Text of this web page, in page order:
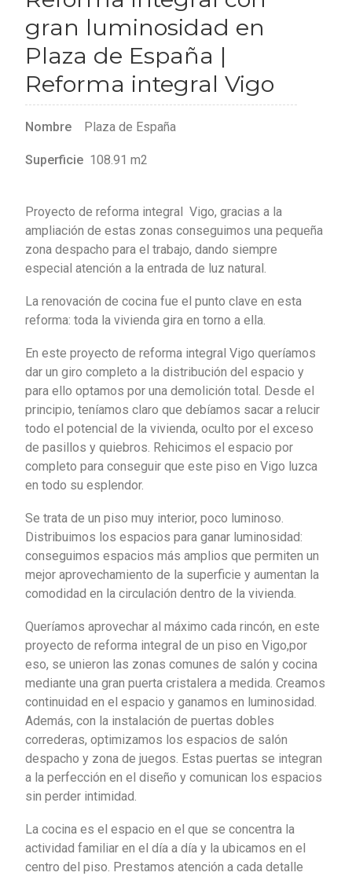
gran luminosidad en
Plaza de España |
Reforma integral Vigo
Nombre Plaza de España
Superficie 108.91 m2
Proyecto de reforma integral Vigo, gracias a la
ampliación de estas zonas conseguimos una pequeña
zona despacho para el trabajo, dando siempre
especial atención a la entrada de luz natural.
La renovación de cocina fue el punto clave en esta
reforma: toda la vivienda gira en torno a ella.
En este proyecto de reforma integral Vigo queríamos
dar un giro completo a la distribución del espacio y
para ello optamos por una demolición total. Desde el
principio, teníamos claro que debíamos sacar a relucir
todo el potencial de la vivienda, oculto por el exceso
de pasillos y quiebros. Rehicimos el espacio por
completo para conseguir que este piso en Vigo luzca
en todo su esplendor.
Se trata de un piso muy interior, poco luminoso.
Distribuimos los espacios para ganar luminosidad:
conseguimos espacios más amplios que permiten un
mejor aprovechamiento de la superficie y aumentan la
comodidad en la circulación dentro de la vivienda.
Queríamos aprovechar al máximo cada rincón, en este
proyecto de reforma integral de un piso en Vigo,por
eso, se unieron las zonas comunes de salón y cocina
mediante una gran puerta cristalera a medida. Creamos
continuidad en el espacio y ganamos en luminosidad.
Además, con la instalación de puertas dobles
correderas, optimizamos los espacios de salón
despacho y zona de juegos. Estas puertas se integran
a la perfección en el diseño y comunican los espacios
sin perder intimidad.
La cocina es el espacio en el que se concentra la
actividad familiar en el día a día y la ubicamos en el
centro del piso. Prestamos atención a cada detalle